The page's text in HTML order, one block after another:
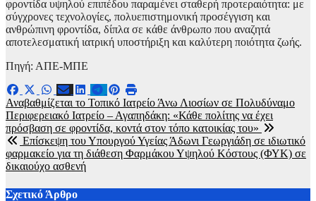
φροντίδα υψηλού επιπέδου παραμένει σταθερή προτεραιότητα: με
σύγχρονες τεχνολογίες, πολυεπιστημονική προσέγγιση και
ανθρώπινη φροντίδα, δίπλα σε κάθε άνθρωπο που αναζητά
αποτελεσματική ιατρική υποστήριξη και καλύτερη ποιότητα ζωής.
Πηγή: ΑΠΕ-ΜΠΕ
Πλοήγηση
άρθρων
Αναβαθμίζεται το Τοπικό Ιατρείο Άνω Λιοσίων σε Πολυδύναμο
Περιφερειακό Ιατρείο – Αγαπηδάκη: «Κάθε πολίτης να έχει
πρόσβαση σε φροντίδα, κοντά στον τόπο κατοικίας του»
Επίσκεψη του Υπουργού Υγείας Άδωνι Γεωργιάδη σε ιδιωτικό
φαρμακείο για τη διάθεση Φαρμάκου Υψηλού Κόστους (ΦΥΚ) σε
δικαιούχο ασθενή
Σχετικό Άρθρο